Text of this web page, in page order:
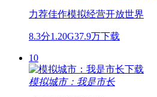
力荐佳作模拟经营开放世界
8.3分1.20G37.9万下载
10
模拟城市：我是市长